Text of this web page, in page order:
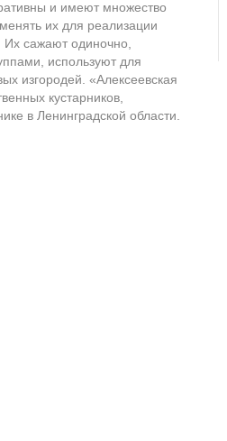
и имеют множество
их для реализации
сажают одиночно,
используют для
изгородей. «Алексеевская
кустарников,
в Ленинградской области.